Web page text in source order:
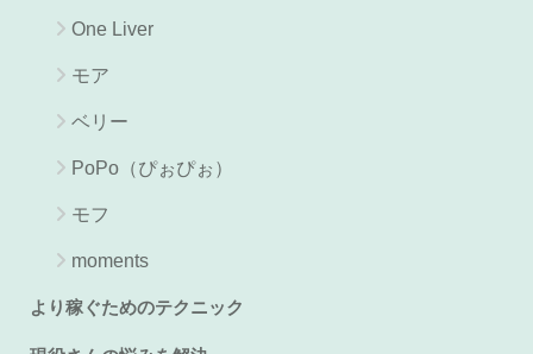
One Liver
モア
ベリー
PoPo（ぴぉぴぉ）
モフ
moments
より稼ぐためのテクニック